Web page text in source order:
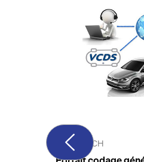
ROSS TECH